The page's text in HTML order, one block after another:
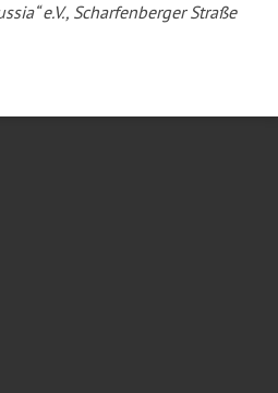
e.V., Scharfenberger Straße